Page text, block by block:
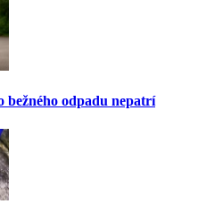
bežného odpadu nepatrí